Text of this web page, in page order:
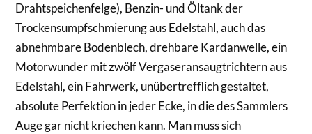
Drahtspeichenfelge), Benzin- und Öltank der
Trockensumpfschmierung aus Edelstahl, auch das
abnehmbare Bodenblech, drehbare Kardanwelle, ein
Motorwunder mit zwölf Vergaseransaugtrichtern aus
Edelstahl, ein Fahrwerk, unübertrefflich gestaltet,
absolute Perfektion in jeder Ecke, in die des Sammlers
Auge gar nicht kriechen kann. Man muss sich